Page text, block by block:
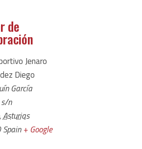
de
Jenaro
Diego
García
n
Asturias
Spain + Google